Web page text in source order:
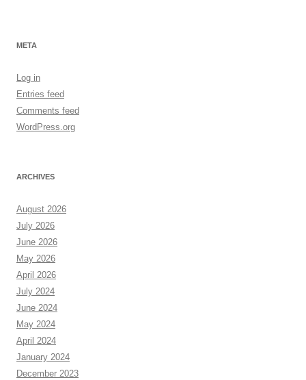
META
Log in
Entries feed
Comments feed
WordPress.org
ARCHIVES
August 2026
July 2026
June 2026
May 2026
April 2026
July 2024
June 2024
May 2024
April 2024
January 2024
December 2023